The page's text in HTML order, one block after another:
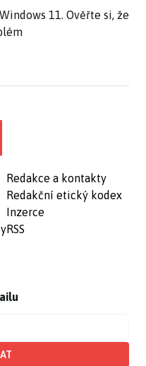
11. Ověřte si, že
Redakce a kontakty
Redakční etický kodex
Inzerce
RSS